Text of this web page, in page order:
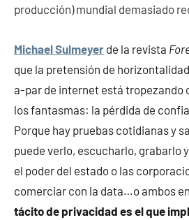
producción) mundial demasiado
Michael Sulmeyer de la revista
que la pretensión de
a-par de internet está tropezando
los fantasmas: la pérdida de
Porque hay pruebas cotidianas y
puede verlo, escucharlo, grabarlo
el poder del estado o las
comerciar con la data…o ambos
tácito de privacidad es el que